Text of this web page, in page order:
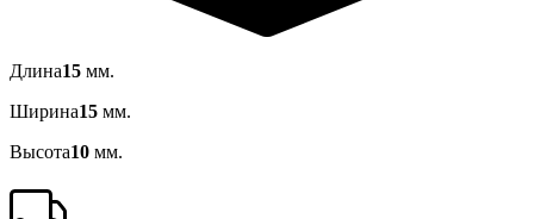
Длина15 мм.
Ширина15 мм.
Высота10 мм.